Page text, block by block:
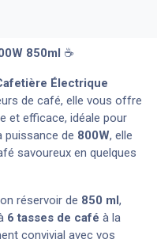
850ml ☕️
Électrique
de café, elle vous offre
et efficace, idéale pour
puissance de 800W, elle
savoureux en quelques
réservoir de 850 ml,
6 tasses de café à la
convivial avec vos